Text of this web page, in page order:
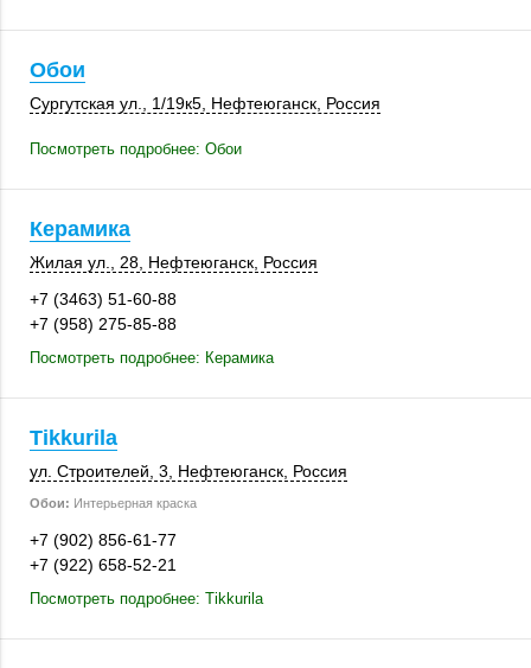
Обои
Сургутская ул. 1/19к5 Нефтеюганск Россия
Посмотреть подробнее: Обои
Керамика
Жилая ул., 28 Нефтеюганск Россия
+7 (3463) 51-60-88
+7 (958) 275-85-88
Посмотреть подробнее: Керамика
Tikkurila
ул. Строителей, 3 Нефтеюганск Россия
Обои: Интерьерная краска
+7 (902) 856-61-77
+7 (922) 658-52-21
Посмотреть подробнее: Tikkurila